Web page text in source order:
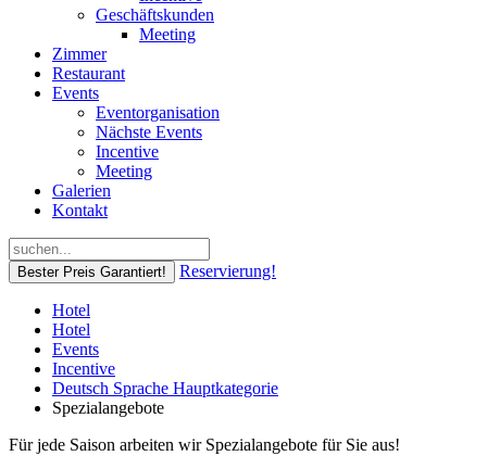
Geschäftskunden
Meeting
Zimmer
Restaurant
Events
Eventorganisation
Nächste Events
Incentive
Meeting
Galerien
Kontakt
Bester Preis Garantiert! Reservierung!
Hotel
Hotel
Events
Incentive
Deutsch Sprache Hauptkategorie
Spezialangebote
Für jede Saison arbeiten wir Spezialangebote für Sie aus!